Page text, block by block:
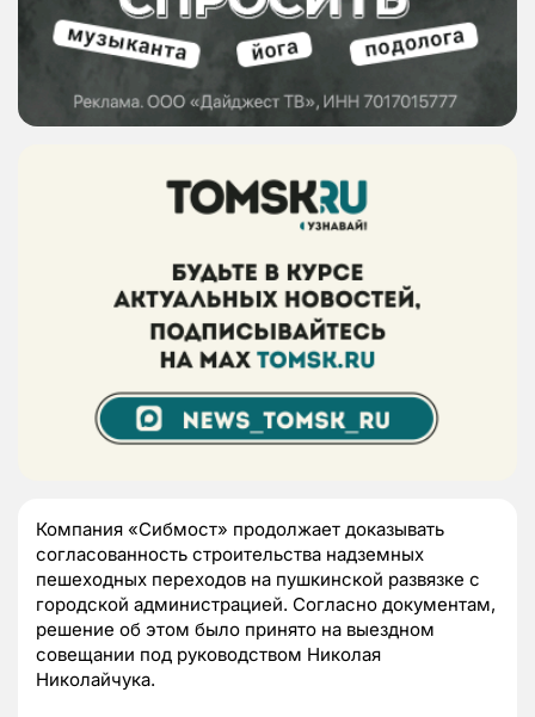
Компания «Сибмост» продолжает доказывать
согласованность строительства надземных
пешеходных переходов на пушкинской развязке с
городской администрацией. Согласно документам,
решение об этом было принято на выездном
совещании под руководством Николая
Николайчука.